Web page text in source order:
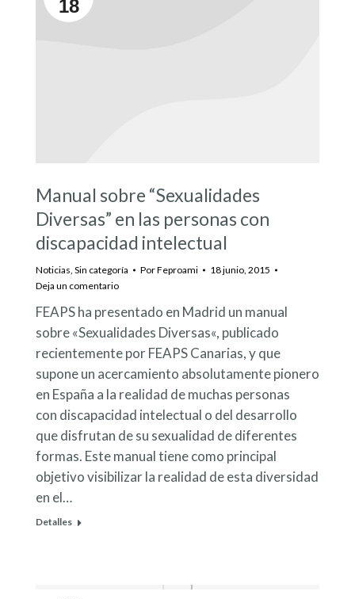
18
Manual sobre “Sexualidades
Diversas” en las personas con
discapacidad intelectual
Noticias Sin categoría PorFeproami
18 junio, 2015
Deja un comentario
FEAPS ha presentado en Madrid un manual
sobre «Sexualidades Diversas«, publicado
recientemente por FEAPS Canarias, y que
supone un acercamiento absolutamente pionero
en España a la realidad de muchas personas
con discapacidad intelectual o del desarrollo
que disfrutan de su sexualidad de diferentes
formas. Este manual tiene como principal
objetivo visibilizar la realidad de esta diversidad
en el…
Detalles